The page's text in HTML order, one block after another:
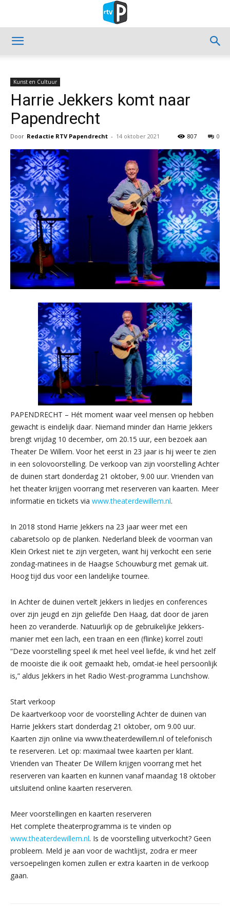
Kunst en Cultuur
Harrie Jekkers komt naar
Papendrecht
Door Redactie RTV Papendrecht - 14 oktober 2021 0
807
PAPENDRECHT – Hét moment waar veel mensen op hebben
gewacht is eindelijk daar. Niemand minder dan Harrie Jekkers
brengt vrijdag 10 december, om 20.15 uur, een bezoek aan
Theater De Willem. Voor het eerst in 23 jaar is hij weer te zien
in een solovoorstelling. De verkoop van zijn voorstelling Achter
de duinen start donderdag 21 oktober, 9.00 uur. Vrienden van
het theater krijgen voorrang met reserveren van kaarten. Meer
informatie en tickets via www.theaterdewillem.nl.
In 2018 stond Harrie Jekkers na 23 jaar weer met een
cabaretsolo op de planken. Nederland bleek de voorman van
Klein Orkest niet te zijn vergeten, want hij verkocht een serie
zondag-matinees in de Haagse Schouwburg met gemak uit.
Hoog tijd dus voor een landelijke tournee.
In Achter de duinen vertelt Jekkers in liedjes en conferences
over zijn jeugd en zijn geliefde Den Haag, dat door de jaren
heen zo veranderde. Natuurlijk op de gebruikelijke Jekkers-
manier met een lach, een traan en een (flinke) korrel zout!
“Deze voorstelling speel ik met heel veel liefde, ik vind het zelf
de mooiste die ik ooit gemaakt heb, omdat-ie heel persoonlijk
is,” aldus Jekkers in het Radio West-programma Lunchshow.
Start verkoop
De kaartverkoop voor de voorstelling Achter de duinen van
Harrie Jekkers start donderdag 21 oktober, om 9.00 uur.
Kaarten zijn online via www.theaterdewillem.nl of telefonisch
te reserveren. Let op: maximaal twee kaarten per klant.
Vrienden van Theater De Willem krijgen voorrang met het
reserveren van kaarten en kunnen vanaf maandag 18 oktober
uitsluitend online kaarten reserveren.
Meer voorstellingen en kaarten reserveren
Het complete theaterprogramma is te vinden op
www.theaterdewillem.nl. Is de voorstelling uitverkocht? Geen
probleem. Meld je aan voor de wachtlijst, zodra er meer
versoepelingen komen zullen er extra kaarten in de verkoop
gaan.